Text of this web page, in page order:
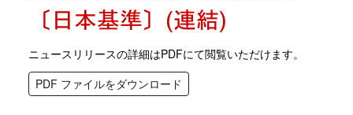
〔日本基準〕(連結)
ニュースリリースの詳細はPDFにて閲覧いただけます。
PDF ファイルをダウンロード